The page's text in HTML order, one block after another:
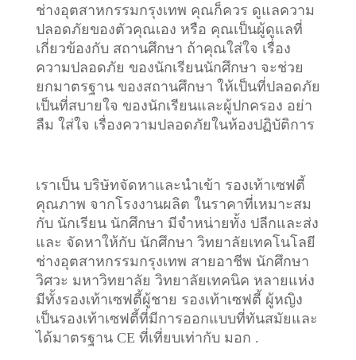
ช่างอุตสาหกรรมกรุงเทพ คุณก็ควร ดูแลความ
ปลอดภัยของตัวคุณเอง หรือ คุณเป็นผู้ดูแลที่
เกี่ยวข้องกับ สถานศึกษา ถ้าคุณใส่ใจ เรื่อง
ความปลอดภัย ของนักเรียนนักศึกษา จะช่วย
ยกมาตรฐาน ของสถานศึกษา ให้เป็นที่ปลอดภัย
เป็นที่สบายใจ ของนักเรียนและผู้ปกครอง อย่า
ลืม ใส่ใจ เรื่องความปลอดภัยในห้องปฏิบัติการ
เราเป็น บริษัทจัดหาและนำเข้า รองเท้าเซฟตี้
คุณภาพ จากโรงงานผลิต ในราคาที่เหมาะสม
กับ นักเรียน นักศึกษา มีจำหน่ายทั้ง ปลีกและส่ง
และ จัดหาให้กับ นักศึกษา วิทยาลัยเทคโนโลยี
ช่างอุตสาหกรรมกรุงเทพ สายอาชีพ นักศึกษา
วิศวะ มหาวิทยาลัย วิทยาลัยเทคนิค หลายแห่ง
มีทั้งรองเท้าเซฟตี้ผู้ชาย รองเท้าเซฟตี้ ผู้หญิง
เป็นรองเท้าเซฟตี้ที่มีการออกแบบที่ทันสมัยและ
ได้มาตรฐาน CE ที่เที่ยบเท่ากับ มอก .